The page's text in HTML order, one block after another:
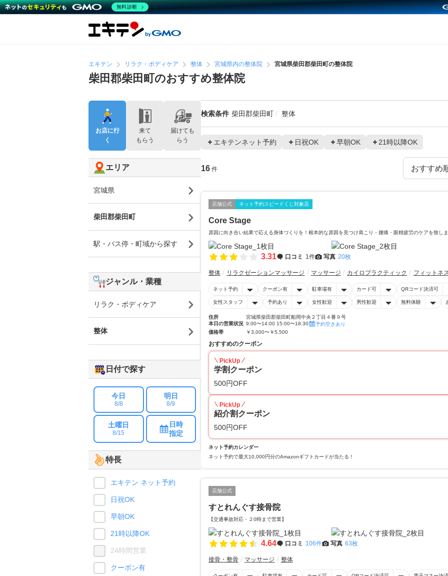
エキテン リラク・ボディケア 整体 宮城県内の整体院 宮城県柴田郡柴田町の整体院
柴田郡柴田町のおすすめ整体院
検索条件 柴田郡柴田町 整体
エキテンネット予約 日祝OK 早朝OK 21時以降OK
16 件
店舗公式 ネット予約スピードくじ対象店
Core Stage
原因に向き合い結果で応える身体づくりを！根本的な原因を見つけ肩こり・腰痛・眼精疲労のケアを致し
3.31 口コミ 1件 写真 20枚
整体 リラクゼーションマッサージ マッサージ カイロプラクティック フィットネ
ネット予約 クーポン有 駐車場有 カード可 QRコード決済可
女性スタッフ 予約あり 女性歓迎 男性歓迎 無料体験
住所
宮城県柴田郡柴田町船岡中央２丁目４番９号
本日の営業状況 9:00〜14:00 15:00〜18:30
予約空きあり
価格帯
￥3,000〜￥5,500
おすすめのクーポン
PickUp
学割クーポン
500円OFF
PickUp
紹介割クーポン
500円OFF
ネット予約カレンダー
ネット予約で最大10,000円分のAmazonギフトカードが当たる！
店舗公式
すとれんぐす接骨院
【交通事故対応・２0時まで営業】
4.64 口コミ 106件 写真 63枚
接骨・整骨 マッサージ 整体
お店に行
く
来て
もらう
届けても
らう
エリア
宮城県
柴田郡柴田町
駅・バス停・町域から探す
ジャンル・業種
リラク・ボディケア
整体
日付で探す
今日
8/8
明日
8/9
土曜日
8/15
日時
指定
特長
エキテン ネット予約
日祝OK
早朝OK
21時以降OK
24時間営業
クーポン有
無料診断